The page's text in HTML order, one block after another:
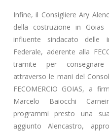
Infine, il Consigliere Ary
della costruzione in
influente sindacato delle
Federale, aderente alla
tramite per consegnare
attraverso le mani del
FECOMERCIO GOIAS, a
Marcelo Baiocchi
programmi presto una
aggiunto Alencastro,